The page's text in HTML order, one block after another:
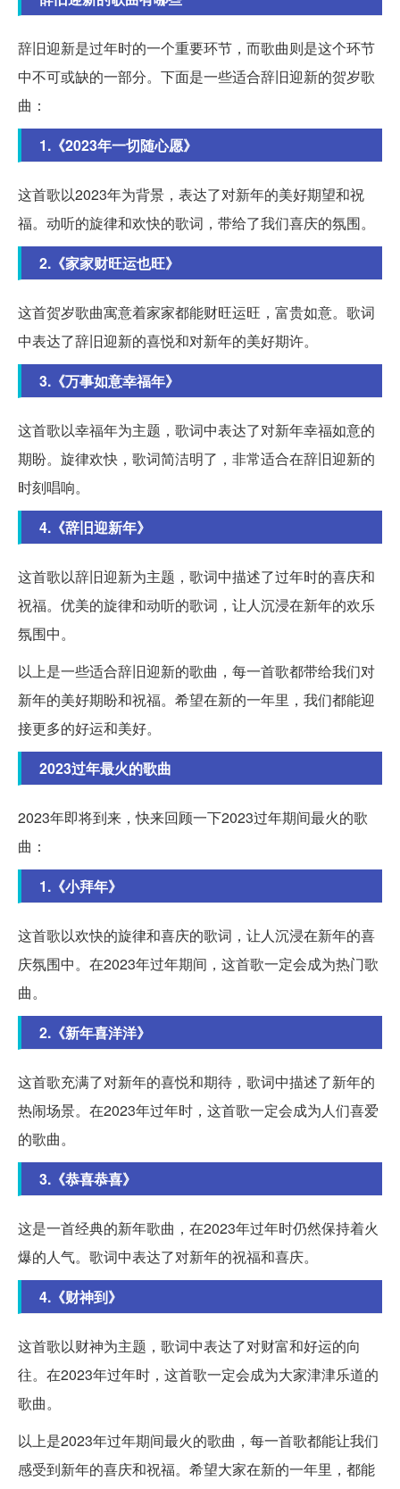
辞旧迎新是过年时的一个重要环节，而歌曲则是这个环节
中不可或缺的一部分。下面是一些适合辞旧迎新的贺岁歌
曲：
1.《2023年一切随心愿》
这首歌以2023年为背景，表达了对新年的美好期望和祝
福。动听的旋律和欢快的歌词，带给了我们喜庆的氛围。
2.《家家财旺运也旺》
这首贺岁歌曲寓意着家家都能财旺运旺，富贵如意。歌词
中表达了辞旧迎新的喜悦和对新年的美好期许。
3.《万事如意幸福年》
这首歌以幸福年为主题，歌词中表达了对新年幸福如意的
期盼。旋律欢快，歌词简洁明了，非常适合在辞旧迎新的
时刻唱响。
4.《辞旧迎新年》
这首歌以辞旧迎新为主题，歌词中描述了过年时的喜庆和
祝福。优美的旋律和动听的歌词，让人沉浸在新年的欢乐
氛围中。
以上是一些适合辞旧迎新的歌曲，每一首歌都带给我们对
新年的美好期盼和祝福。希望在新的一年里，我们都能迎
接更多的好运和美好。
2023过年最火的歌曲
2023年即将到来，快来回顾一下2023过年期间最火的歌
曲：
1.《小拜年》
这首歌以欢快的旋律和喜庆的歌词，让人沉浸在新年的喜
庆氛围中。在2023年过年期间，这首歌一定会成为热门歌
曲。
2.《新年喜洋洋》
这首歌充满了对新年的喜悦和期待，歌词中描述了新年的
热闹场景。在2023年过年时，这首歌一定会成为人们喜爱
的歌曲。
3.《恭喜恭喜》
这是一首经典的新年歌曲，在2023年过年时仍然保持着火
爆的人气。歌词中表达了对新年的祝福和喜庆。
4.《财神到》
这首歌以财神为主题，歌词中表达了对财富和好运的向
往。在2023年过年时，这首歌一定会成为大家津津乐道的
歌曲。
以上是2023年过年期间最火的歌曲，每一首歌都能让我们
感受到新年的喜庆和祝福。希望大家在新的一年里，都能